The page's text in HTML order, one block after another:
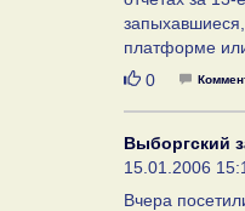
платформе
Нравится
0
Выборгский
15.01.2006
Вчера